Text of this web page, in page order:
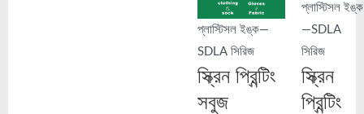
প্লাস্টিসল ইঙ্ক—
SDLA সিরিজ
স্ক্রিন প্রিন্টিং
সবুজ
প্লাস্টিসল ইঙ্ক
—SDLA
সিরিজ
স্ক্রিন
প্রিন্টিং